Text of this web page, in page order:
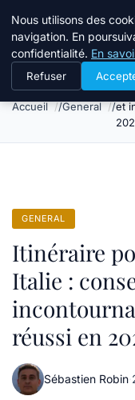
Tourisme
Accueil General
et
GENERAL
Itinéraire
Italie :
réussi en
Sébastien Robin·
Nous utilisons des
navigation. En
confidentialité. En
Refuser